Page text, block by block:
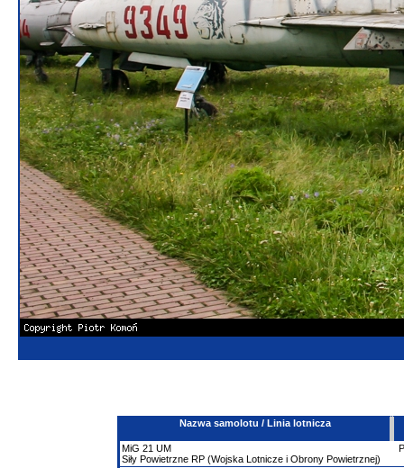
Nazwa samolotu / Linia lotnicza
MiG 21 UM
Siły Powietrzne RP (Wojska Lotnicze i Obrony Powietrznej)